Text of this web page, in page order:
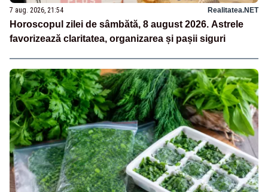
7 aug. 2026, 21:54 Realitatea.NET
Horoscopul zilei de sâmbătă, 8 august 2026. Astrele
favorizează claritatea, organizarea și pașii siguri